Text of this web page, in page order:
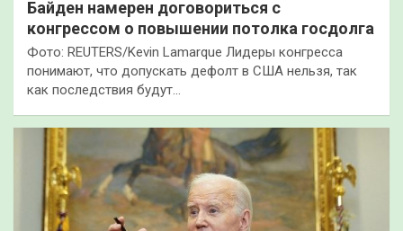
Байден намерен договориться с
конгрессом о повышении потолка госдолга
Фото: REUTERS/Kevin Lamarque Лидеры конгресса
понимают, что допускать дефолт в США нельзя, так
как последствия будут…